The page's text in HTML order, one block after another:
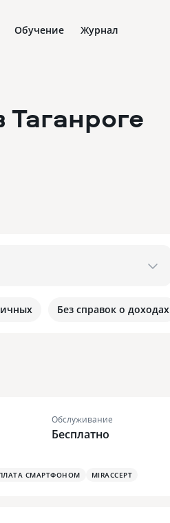
Обучение Журнал
Таганроге
Без справок о доходах
Обслуживание
Бесплатно
СМАРТФОНОМ MIRACCEPT